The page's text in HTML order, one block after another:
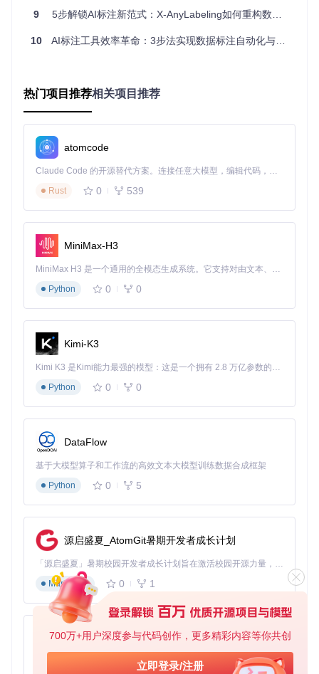
700万+用户深度参与代码创作，更多精彩内容等你共创
立即登录/注册
自动目标检测与分割
业模型：
自动识别图像中的各类物体 ▶️实例分割
📌 技术亮点：模型切换无需重启软件，可实时比较不同模型的
标注效果，选择最优结果
图像标注神器AI聊天助手界面：通过对话方式获取图像分析结
果，支持中文自然语言交互
行业定制化解决方案
针对不同行业需求优化的专用标注工具：
车牌识别与OCR
通管理场景
确率达98%以上
▶️医学影像标注：辅助医生识别病变区域，支持多种医学影像
格式
病变区域，辅助医疗诊断
📊 效率对比：AI标注vs传统手动标注
标注场景
手动标
AI辅助标
效率提
通用目标检测
(100张图)
8小时
人体姿态标注
(50张图)
6小时 30分钟 12倍
9
5小时 25分钟 12倍
8%
9 5步解锁AI标注新范式：X-AnyLabeling如何重构数据生产流程？
10 AI标注工具效率革命：3步法实现数据标注自动化与精准化
热门项目推荐相关项目推荐
atomcode
Claude Code 的开源替代方案。连接任意大模型，编辑代码，运行命令，自动验证 — 全自动执行。用 Rust 构建，极致性能。 ｜ An open-source alternative to Claude Code. Connect any LLM, edit code, run commands, and verify changes — autonomously. Built in Rust for speed. Get Started
Rust
0 539
MiniMax-H3
MiniMax H3 是一个通用的全模态生成系统。它支持对由文本、图像、视频和音频组成的多模态上下文进行统一理解，并能生成分辨率高达 2K、时长可达 15 秒的带原生立体声音频的视频。得益于面向任务泛化的系统设计，H3 在预训练阶段就已具备广泛的多模态上下文理解与生成能力，能够出色地执行复杂的多模态指令。
Python
0 0
Kimi-K3
Kimi K3 是Kimi能力最强的模型：这是一个拥有 2.8 万亿参数的混合专家（MoE）模型，具备原生视觉理解能力，并支持 100 万 token 的上下文窗口。
Python
0 0
DataFlow
基于大模型算子和工作流的高效文本大模型训练数据合成框架
Python
0 5
源启盛夏_AtomGit暑期开发者成长计划
「源启盛夏」暑期校园开发者成长计划旨在激活校园开源力量，通过积分激励、认证扶持、资源倾斜等形式，引导高校组织和开发者完成「入驻 — 建项目 — 做贡献 — 获认证 — 得资源」的完整闭环。无论你是想带领社团入驻平台的组织者，还是希望用代码贡献证明自己的开发者，都能在这里找到属于你的成长路径。
Markdown
0 1
py-xiaozhi
基于Python的Xiaozhi AI，适用于想要完整Xiaozhi体验而无需拥有专用硬件的用户。